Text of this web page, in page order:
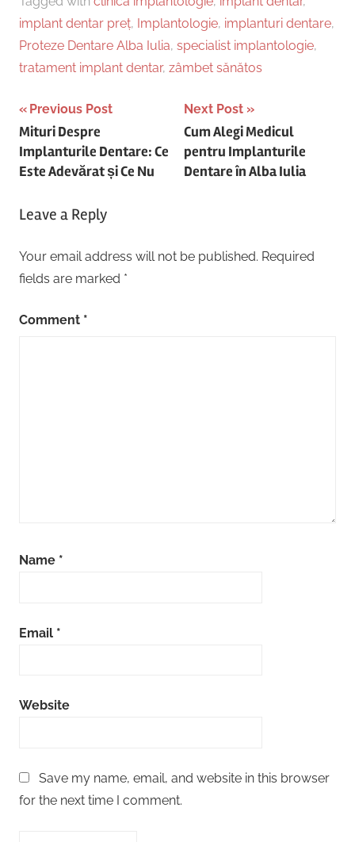
implant dentar preț, Implantologie, implanturi dentare,
Proteze Dentare Alba Iulia, specialist implantologie,
tratament implant dentar, zâmbet sănătos
Post
navigation
Previous Post
Mituri Despre
Implanturile Dentare: Ce
Este Adevărat și Ce Nu
Next Post
Cum Alegi Medicul
pentru Implanturile
Dentare în Alba Iulia
Leave a Reply
Your email address will not be published. Required
fields are marked *
Comment *
Name *
Email *
Website
Save my name, email, and website in this browser
for the next time I comment.